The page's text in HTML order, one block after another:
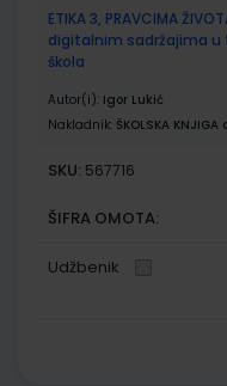
ETIKA 3, PRAVCIMA
digitalnim sadržajima u
škola
Autor(i): Igor Lukić
Nakladnik: ŠKOLSKA KNJIGA
SKU: 567716
ŠIFRA OMOTA:
Udžbenik